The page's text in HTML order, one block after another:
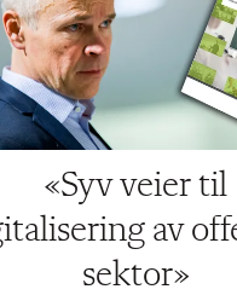
«Syv veier til
av
sektor»